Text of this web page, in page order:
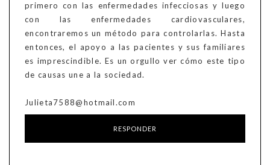
primero con las enfermedades infecciosas y luego
con las enfermedades cardiovasculares,
encontraremos un método para controlarlas. Hasta
entonces, el apoyo a las pacientes y sus familiares
es imprescindible. Es un orgullo ver cómo este tipo
de causas une a la sociedad.
Julieta7588@hotmail.com
RESPONDER